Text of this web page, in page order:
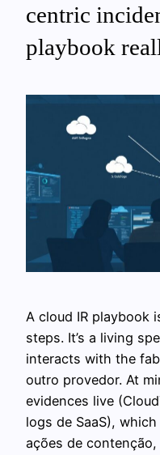
centric
playbook
A cloud IR playbook
steps. It’s a living
interacts with the
outro provedor. At
evidences live
logs de SaaS),
ações de